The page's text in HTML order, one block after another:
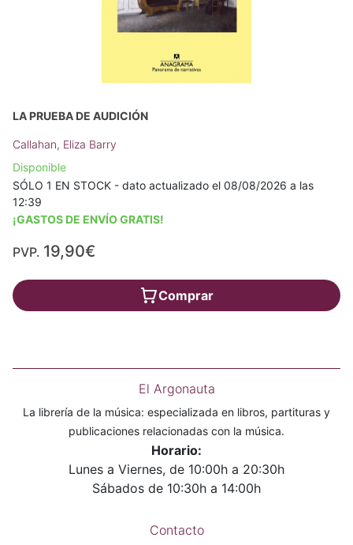
LA PRUEBA DE AUDICIÓN
Callahan, Eliza Barry
Disponible
SÓLO 1 EN STOCK - dato actualizado el 08/08/2026 a las
12:39
¡GASTOS DE ENVÍO GRATIS!
PVP. 19,90€
Comprar
El Argonauta
La librería de la música: especializada en libros, partituras y
publicaciones relacionadas con la música.
Horario:
Lunes a Viernes, de 10:00h a 20:30h
Sábados de 10:30h a 14:00h
Contacto